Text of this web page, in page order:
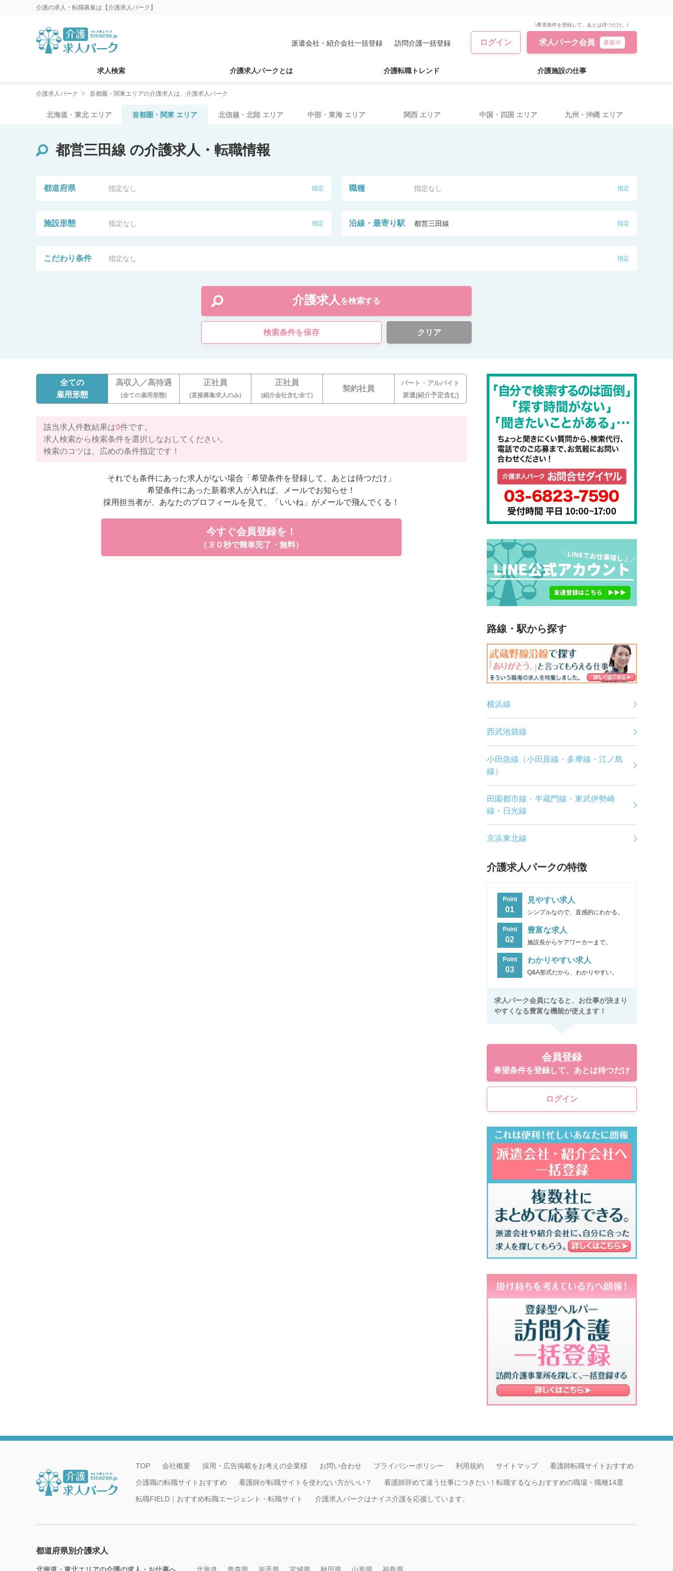
介護の求人・転職募集は【介護求人パーク】
派遣会社・紹介会社一括登録 訪問介護一括登録 ログイン
\希望条件を登録して、あとは待つだけ。/
求人パーク会員 募集中
求人検索 介護求人パークとは 介護転職トレンド 介護施設の仕事
介護求人パーク 首都圏・関東エリアの介護求人は、介護求人パーク
北海道・東北 エリア 首都圏・関東 エリア 北信越・北陸 エリア 中部・東海 エリア 関西 エリア 中国・四国 エリア 九州・沖縄 エリア
都営三田線 の介護求人・転職情報
都道府県 指定なし 指定 職種 指定なし 指定
施設形態 指定なし 指定 沿線・最寄り駅 都営三田線 指定
こだわり条件 指定なし 指定
介護求人 を検索する
検索条件を保存 クリア
全ての
雇用形態
高収入／高待遇
(全ての雇用形態)
正社員
(直接募集求人のみ)
正社員
(紹介会社含む全て)
契約社員
パート・アルバイト
派遣(紹介予定含む)
該当求人件数結果は0件です。
求人検索から検索条件を選択しなおしてください。
検索のコツは、広めの条件指定です！
それでも条件にあった求人がない場合「希望条件を登録して、あとは待つだけ」
希望条件にあった新着求人が入れば、メールでお知らせ！
採用担当者が、あなたのプロフィールを見て、「いいね」がメールで飛んでくる！
今すぐ会員登録を！
（３０秒で簡単完了・無料）
路線・駅から探す
横浜線
西武池袋線
小田急線（小田原線・多摩線・江ノ島
線）
田園都市線・半蔵門線・東武伊勢崎
線・日光線
京浜東北線
介護求人パークの特徴
Point
01
見やすい求人
シンプルなので、直感的にわかる。
Point
02
豊富な求人
施設長からケアワーカーまで。
Point
03
わかりやすい求人
Q&A形式だから、わかりやすい。
求人パーク会員になると、お仕事が決まり
やすくなる豊富な機能が使えます！
会員登録
希望条件を登録して、あとは待つだけ
ログイン
TOP 会社概要 採用・広告掲載をお考えの企業様 お問い合わせ プライバシーポリシー 利用規約 サイトマップ 看護師転職サイトおすすめ
介護職の転職サイトおすすめ 看護師が転職サイトを使わない方がいい？ 看護師辞めて違う仕事につきたい！転職するならおすすめの職場・職種14選
転職FIELD｜おすすめ転職エージェント・転職サイト 介護求人パークはナイス介護を応援しています。
都道府県別介護求人